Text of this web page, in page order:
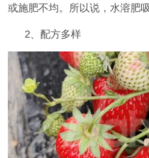
或施肥不均。所以说，水溶肥
2、配方多样